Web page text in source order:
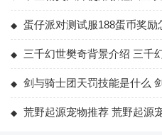
蛋仔派对测试服188蛋币奖
三千幻世樊奇背景介绍 三千
剑与骑士团天罚技能是什么
荒野起源宠物推荐 荒野起源